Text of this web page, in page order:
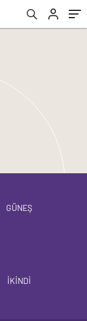
GÜNEŞ
İKİNDİ